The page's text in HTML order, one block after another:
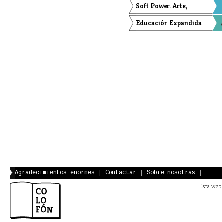
mentiras y cintas de
vídeo
Soft Power. Arte,
tecnologías y biopoder
Educación Expandida
Agradecimientos enormes Contactar Sobre nosotras
Esta